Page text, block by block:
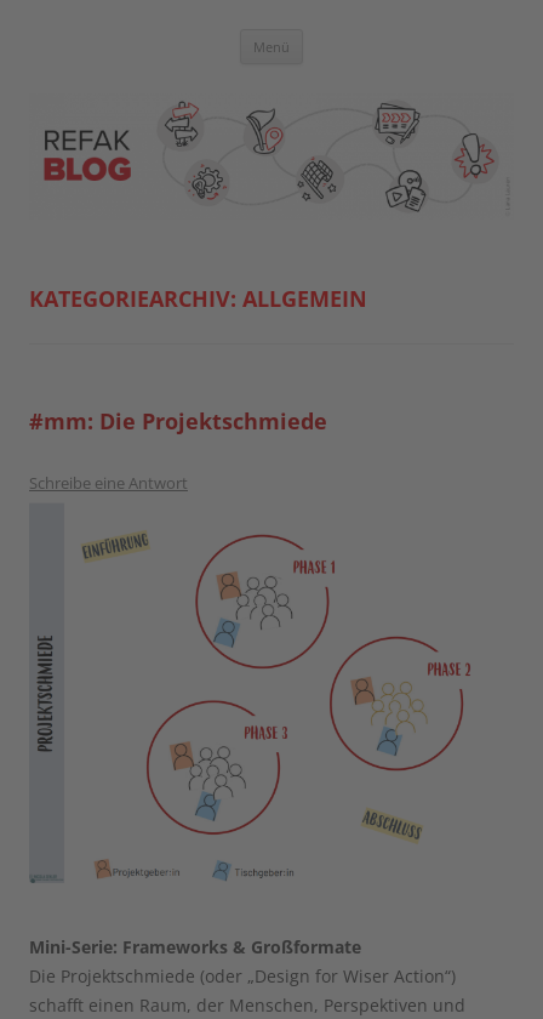
Blog der Referent:innen Akademie
Menü
KATEGORIEARCHIV: ALLGEMEIN
#mm: Die Projektschmiede
Schreibe eine Antwort
Mini-Serie: Frameworks & Großformate
Die Projektschmiede (oder „Design for Wiser Action“)
schafft einen Raum, der Menschen, Perspektiven und